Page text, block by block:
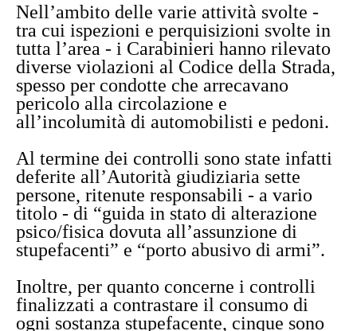
Nell’ambito delle varie attività svolte -
tra cui ispezioni e perquisizioni svolte in
tutta l’area - i Carabinieri hanno rilevato
diverse violazioni al Codice della Strada,
spesso per condotte che arrecavano
pericolo alla circolazione e
all’incolumità di automobilisti e pedoni.
Al termine dei controlli sono state infatti
deferite all’Autorità giudiziaria sette
persone, ritenute responsabili - a vario
titolo - di “guida in stato di alterazione
psico/fisica dovuta all’assunzione di
stupefacenti” e “porto abusivo di armi”.
Inoltre, per quanto concerne i controlli
finalizzati a contrastare il consumo di
ogni sostanza stupefacente, cinque sono